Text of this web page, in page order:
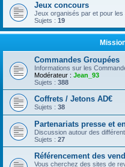
Jeux concours
Jeux organisés par et pour les
Sujets : 19
Commandes Groupées
Informations sur les
Modérateur : Jean_93
Sujets : 388
Coffrets / Jetons AD€
Sujets : 38
Partenariats presse et
Discussion autour des
Sujets : 27
Référencement des
Vous cherchez des sites de